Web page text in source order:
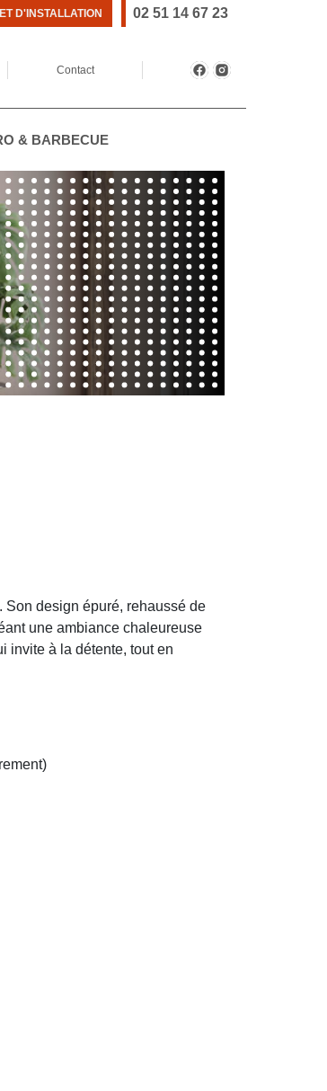
D'INSTALLATION 02 51 14 67 23
Contact
& BARBECUE
Son design épuré, rehaussé de
une ambiance chaleureuse
invite à la détente, tout en